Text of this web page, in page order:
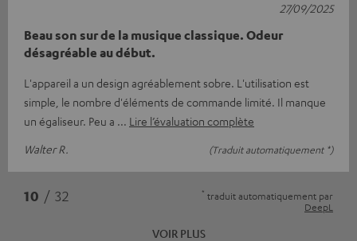
Beau son sur de la musique classique. Odeur
désagréable au début.
L'appareil a un design agréablement sobre. L'utilisation est
simple, le nombre d'éléments de commande limité. Il manque
un égaliseur. Peu a
Lire l’évaluation complète
Walter R.
(Traduit automatiquement *)
27/09/2025
10 / 32 * traduit automatiquement par
DeepL
VOIR PLUS